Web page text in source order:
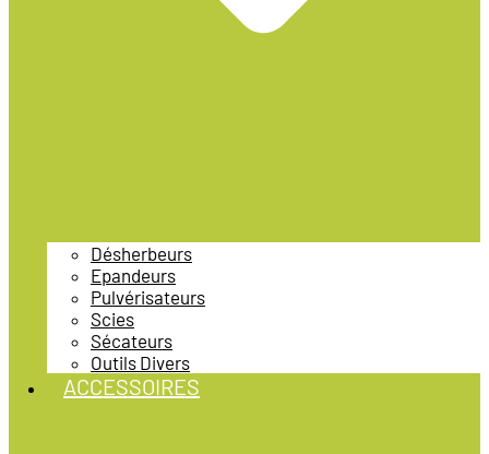
Désherbeurs
Epandeurs
Pulvérisateurs
Scies
Sécateurs
Outils Divers
ACCESSOIRES